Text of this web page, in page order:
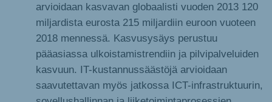
arvioidaan kasvavan globaalisti vuoden 2013 120
miljardista eurosta 215 miljardiin euroon vuoteen
2018 mennessä. Kasvusysäys perustuu
pääasiassa ulkoistamistrendiin ja pilvipalveluiden
kasvuun. IT-kustannussäästöjä arvioidaan
saavutettavan myös jatkossa ICT-infrastruktuurin,